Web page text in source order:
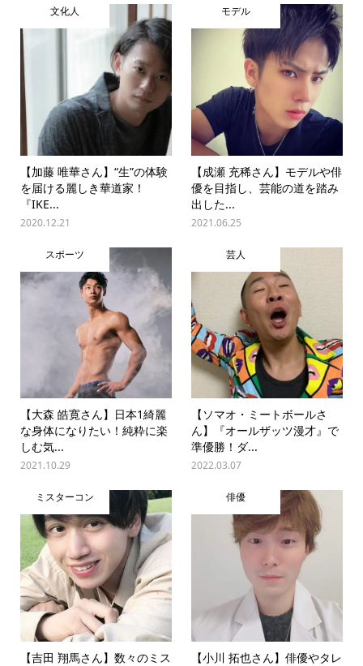
文化人
【加藤 唯華さん】“生”の体験
を届ける麗しき華道家！
『IKE...
2020.12.21
モデル
【成瀬 充稀さん】モデルや俳
優を目指し、芸能の道を踏み
出した...
2021.06.25
スポーツ
【大森 皓寛さん】日本1綺麗
な身体になりたい！純粋に楽
しむ気...
2021.10.29
芸人
【ソマオ・ミートボールさ
ん】『オールザッツ漫才』で
準優勝！ダ...
2022.03.07
ミスターコン
【吉田 翔馬さん】数々のミス
俳優
【小川 拓也さん】俳優やタレ